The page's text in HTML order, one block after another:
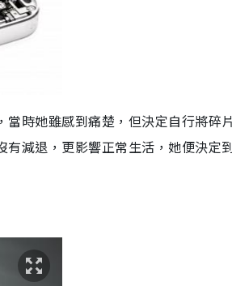
時她雖感到痛楚，但決定自行將碎
減退，更影響正常生活，她便決定